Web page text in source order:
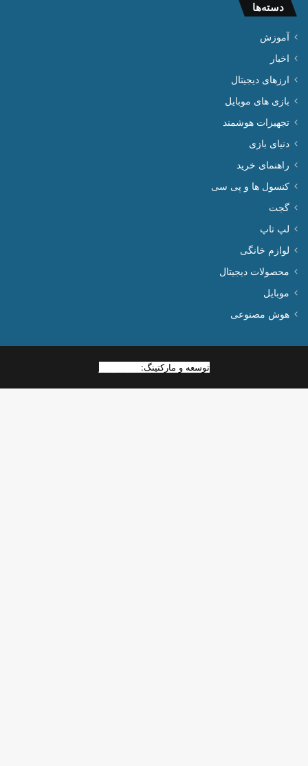
دسته‌ها
آموزش
اخبار
ارزهای دیجیتال
بازی های موبایل
تجهیزات هوشمند
دنیای بازی
راهنمای خرید
کنسول ها و پی سی
گجت
لپ تاپ
لوازم خانگی
محصولات دیجیتال
موبایل
هوش مصنوعی
توسعه و مارکتینگ: